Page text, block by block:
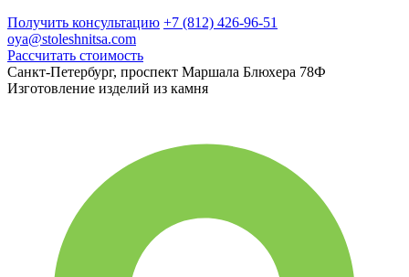
Получить консультацию +7 (812) 426-96-51
oya@stoleshnitsa.com
Рассчитать стоимость
Санкт-Петербург, проспект Маршала Блюхера 78Ф
Изготовление изделий из камня